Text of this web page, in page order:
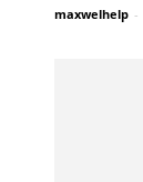
maxwelhelp -